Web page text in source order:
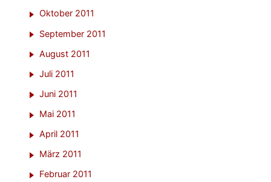
Oktober 2011
September 2011
August 2011
Juli 2011
Juni 2011
Mai 2011
April 2011
März 2011
Februar 2011